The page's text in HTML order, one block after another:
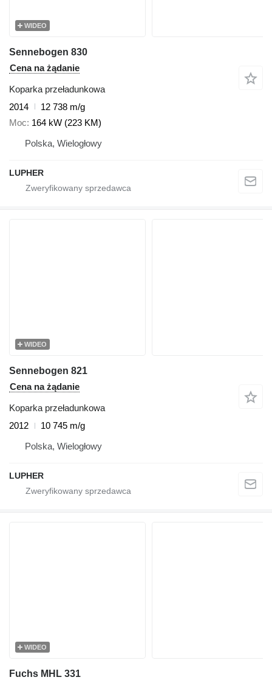
WIDEO
Sennebogen 830
Cena na żądanie
Koparka przeładunkowa
2014
12 738 m/g
Moc 164 kW (223 KM)
Polska, Wielogłowy
LUPHER
WIDEO
Sennebogen 821
Cena na żądanie
Koparka przeładunkowa
2012
10 745 m/g
Polska, Wielogłowy
LUPHER
WIDEO
Fuchs MHL 331